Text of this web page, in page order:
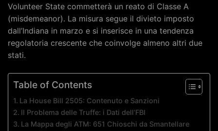
Volunteer State commetterà un reato di Classe A
(misdemeanor). La misura segue il divieto imposto
dall’Indiana in marzo e si inserisce in una tendenza
regolatoria crescente che coinvolge almeno altri due
stati.
Table of Contents
La House Bill 2505: Contenuto e Sanzioni
Il Problema delle Truffe: i Dati dell’FBI
La Mappa degli ATM: 651 Chioschi da Smantellare